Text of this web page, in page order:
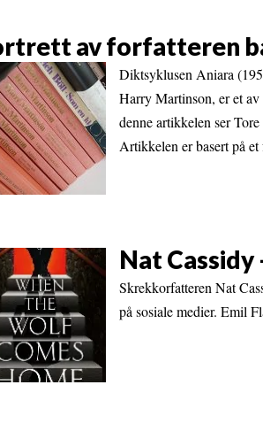
av forfatteren
Diktsyklusen Aniara
Harry Martinson, er et
denne artikkelen ser
Artikkelen er basert på
Nat
Skrekkorfatteren Nat
på sosiale medier. Emil